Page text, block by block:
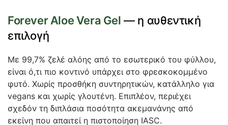
Forever Aloe Vera Gel — η αυθεντική
επιλογή
Με 99,7% ζελέ αλόης από το εσωτερικό του φύλλου,
είναι ό,τι πιο κοντινό υπάρχει στο φρεσκοκομμένο
φυτό. Χωρίς προσθήκη συντηρητικών, κατάλληλο για
vegans και χωρίς γλουτένη. Επιπλέον, περιέχει
σχεδόν τη διπλάσια ποσότητα ακεμανάνης από
εκείνη που απαιτεί η πιστοποίηση IASC.